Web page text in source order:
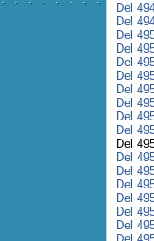
Del
Del
Del
Del
Del
Del
Del
Del
Del
Del
Del
Del
Del
Del
Del
Del
Del